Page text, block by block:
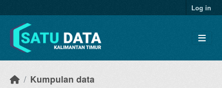
Log in
Kumpulan data